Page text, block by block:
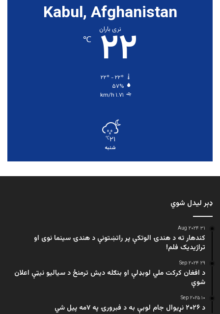
Kabul, Afghanistan
نری باران
۲۲ ℃
۵۷%
۱.۷۱ km/h
۲۱℃
شنبه
ډېر لیدل شوي
۳۱ Aug ۲۰۲۴
کندهار ته د هندۍ الوتکې پر راتښتونې د هندۍ سینما نوی او
تراژيديک فلم!
۲۹ Sep ۲۰۲۴
د افغان کرکت ملي لوبډلې او بنګله دیش ترمنځ د سیالیو نیټې اعلان
شوې
۱۰ Sep ۲۰۲۵
د ۲۰۲۶ نړیوال جام لوبې به د فبرورۍ په ۷مه پیل شي